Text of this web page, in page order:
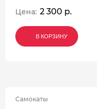
Цена: 2 300 р.
В КОРЗИНУ
В КОРЗИНУ
В КОРЗИНУ
Самокаты